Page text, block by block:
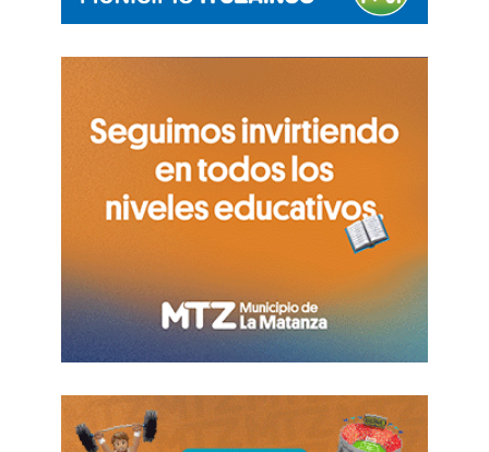
no descartan medidas de fuerza, sino
también entre los gobernadores que no
Más allá de la participación del mendocino
Alfredo Cornejo en el Consejo de Mayo, los
gobernadores no tuvieron voz ni voto en
relación a la confección del proyecto de
reforma laboral que seria presentado este
martes. Un hermetismo que genera dudas
sobre la viabilidad legislativa de la iniciativa
para ser aprobadas en sesiones
la cúpula de la CGT mantuvo un encuentro
con gobernadores de Provincias Unidas para